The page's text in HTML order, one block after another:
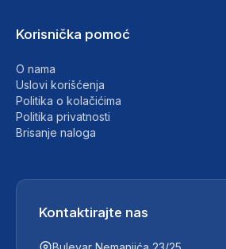
Korisnička pomoć
O nama
Uslovi korišćenja
Politika o kolačićima
Politika privatnosti
Brisanje naloga
Kontaktirajte nas